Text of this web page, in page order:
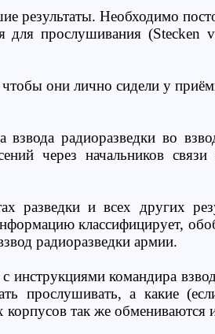
результаты. Необходимо
для прослушивания (Stecken
они лично сидели у
радиоразведки во
через начальников
разведки и всех других
классифицирует,
радиоразведки армии.
инструкциями командира
прослушивать, а какие
корпусов так же